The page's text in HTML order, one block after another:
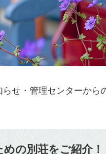
せ・管理センターから
の別荘をご紹介！